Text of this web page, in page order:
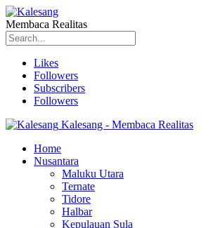
Membaca Realitas
Likes
Followers
Subscribers
Followers
Kalesang - Membaca Realitas
Home
Nusantara
Maluku Utara
Ternate
Tidore
Halbar
Kepulauan Sula